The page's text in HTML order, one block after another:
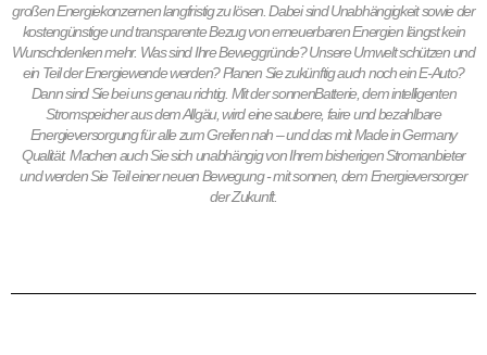
großen Energiekonzernen langfristig zu lösen. Dabei sind Unabhängigkeit sowie der
kostengünstige und transparente Bezug von erneuerbaren Energien längst kein
Wunschdenken mehr. Was sind Ihre Beweggründe? Unsere Umwelt schützen und
ein Teil der Energiewende werden? Planen Sie zukünftig auch noch ein E-Auto?
Dann sind Sie bei uns genau richtig. Mit der sonnenBatterie, dem intelligenten
Stromspeicher aus dem Allgäu, wird eine saubere, faire und bezahlbare
Energieversorgung für alle zum Greifen nah – und das mit Made in Germany
Qualität. Machen auch Sie sich unabhängig von Ihrem bisherigen Stromanbieter
und werden Sie Teil einer neuen Bewegung - mit sonnen, dem Energieversorger
der Zukunft.